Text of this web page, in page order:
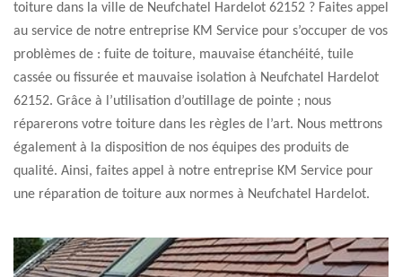
toiture dans la ville de Neufchatel Hardelot 62152 ? Faites appel
au service de notre entreprise KM Service pour s’occuper de vos
problèmes de : fuite de toiture, mauvaise étanchéité, tuile
cassée ou fissurée et mauvaise isolation à Neufchatel Hardelot
62152. Grâce à l’utilisation d’outillage de pointe ; nous
réparerons votre toiture dans les règles de l’art. Nous mettrons
également à la disposition de nos équipes des produits de
qualité. Ainsi, faites appel à notre entreprise KM Service pour
une réparation de toiture aux normes à Neufchatel Hardelot.